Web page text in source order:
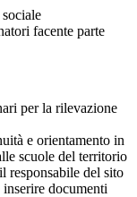
facente parte
per la rilevazione
e orientamento in
scuole del territorio
responsabile del sito
documenti